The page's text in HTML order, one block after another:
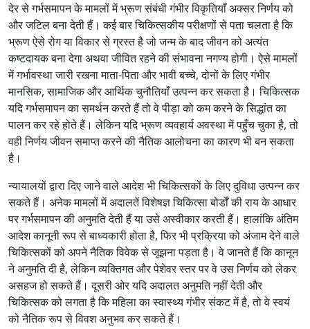
देर से गर्भसमापन के मामलों में भ्रूण संबंधी गंभीर विकृतियाँ अक्सर निर्णय को
और जटिल बना देती हैं। कई बार चिकित्सकीय परीक्षणों से पता चलता है कि
भ्रूण ऐसे रोग या विकार से ग्रस्त है जो जन्म के बाद जीवन को अत्यंत
कष्टदायक बना देगा अथवा जीवित रहने की संभावना नगण्य होगी। ऐसे मामलों
में गर्भावस्था जारी रखना माता-पिता और भावी बच्चे, दोनों के लिए गंभीर
मानसिक, सामाजिक और आर्थिक चुनौतियाँ उत्पन्न कर सकता है। चिकित्सक
यदि गर्भसमापन का समर्थन करते हैं तो वे पीड़ा को कम करने के सिद्धांत का
पालन कर रहे होते हैं। लेकिन यदि भ्रूण व्यवहार्य अवस्था में पहुँच चुका है, तो
वही निर्णय जीवन समाप्त करने की नैतिक आलोचना का कारण भी बन सकता
है।
न्यायालयों द्वारा दिए जाने वाले आदेश भी चिकित्सकों के लिए दुविधा उत्पन्न कर
सकते हैं। अनेक मामलों में अदालतें विशेषज्ञ चिकित्सा बोर्डों की राय के आधार
पर गर्भसमापन की अनुमति देती हैं या उसे अस्वीकार करती हैं। हालांकि अंतिम
आदेश कानूनी रूप से बाध्यकारी होता है, फिर भी प्रक्रिया को अंजाम देने वाले
चिकित्सकों को अपने नैतिक विवेक से जूझना पड़ता है। वे जानते हैं कि कानून
ने अनुमति दी है, लेकिन व्यक्तिगत और पेशेवर स्तर पर वे उस निर्णय को लेकर
असहज हो सकते हैं। दूसरी ओर यदि अदालत अनुमति नहीं देती और
चिकित्सक को लगता है कि महिला का स्वास्थ्य गंभीर संकट में है, तो वे स्वयं
को नैतिक रूप से विवश अनुभव कर सकते हैं।